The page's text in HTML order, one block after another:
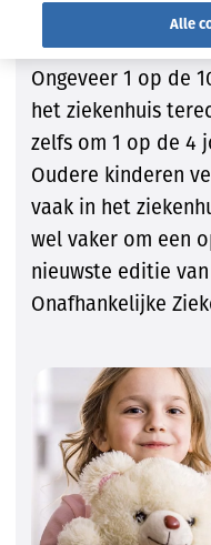
kinderen in
Ongeveer 1 op de
het ziekenhuis
zelfs om 1 op de 4
Oudere kinderen
vaak in het
wel vaker om een
nieuwste editie
Onafhankelijke
Alle